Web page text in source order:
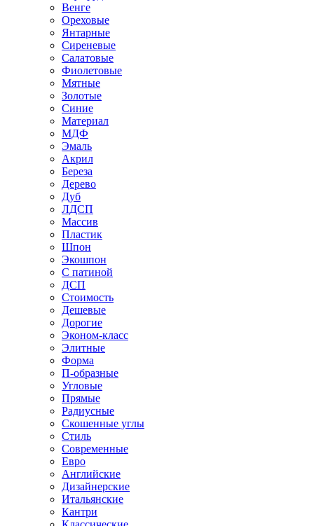
Венге
Ореховые
Янтарные
Сиреневые
Салатовые
Фиолетовые
Мятные
Золотые
Синие
Материал
МДФ
Эмаль
Акрил
Береза
Дерево
Дуб
ЛДСП
Массив
Пластик
Шпон
Экошпон
С патиной
ДСП
Стоимость
Дешевые
Дорогие
Эконом-класс
Элитные
Форма
П-образные
Угловые
Прямые
Радиусные
Скошенные углы
Стиль
Современные
Евро
Английские
Дизайнерские
Итальянские
Кантри